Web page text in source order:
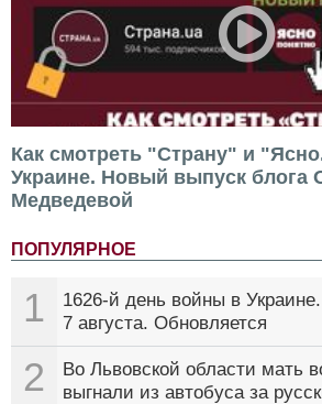
Как смотреть "Страну" и
Украине. Новый выпуск блога
Медведевой
ПОПУЛЯРНОЕ
1
1626-й день войны в
7 августа. Обновляется
2
Во Львовской области мать
выгнали из автобуса за